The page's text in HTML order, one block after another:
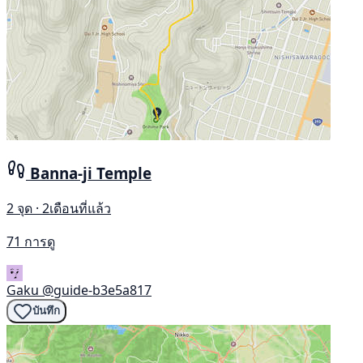
Banna-ji Temple
2 จุด · 2เดือนที่แล้ว
71 การดู
Gaku @guide-b3e5a817
บันทึก